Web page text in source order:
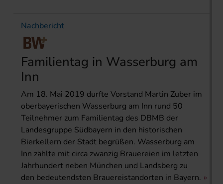
Nachbericht
Familientag in Wasserburg am
Inn
Am 18. Mai 2019 durfte Vorstand Martin Zuber im
oberbayerischen Wasserburg am Inn rund 50
Teilnehmer zum Familientag des DBMB der
Landesgruppe Südbayern in den historischen
Bierkellern der Stadt begrüßen. Wasserburg am
Inn zählte mit circa zwanzig Brauereien im letzten
Jahrhundert neben München und Landsberg zu
den bedeutendsten Brauerei­standorten in Bayern.